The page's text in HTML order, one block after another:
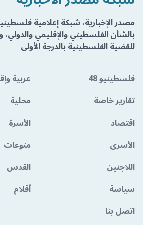
مصدر الإخبارية، شبكة إعلامية
بالشأن الفلسطيني والإقليمي
للقضية الفلسطينية بالدرجة الأولى
فلسطينيو 48
عربية
تقارير خاصة
محلية
اقتصاد
الأسرة
الأسرى
منوعات
اللاجئين
القدس
سياسة
أقلام
اتصل بنا